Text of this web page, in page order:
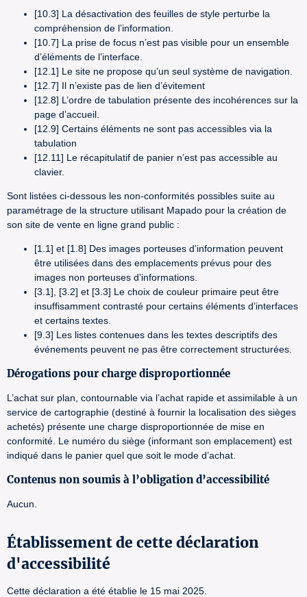
[10.3] La désactivation des feuilles de style perturbe la
compréhension de l’information.
[10.7] La prise de focus n’est pas visible pour un ensemble
d’éléments de l’interface.
[12.1] Le site ne propose qu’un seul système de navigation.
[12.7] Il n’existe pas de lien d’évitement
[12.8] L’ordre de tabulation présente des incohérences sur la
page d’accueil.
[12.9] Certains éléments ne sont pas accessibles via la
tabulation
[12.11] Le récapitulatif de panier n’est pas accessible au
clavier.
Sont listées ci-dessous les non-conformités possibles suite au
paramétrage de la structure utilisant Mapado pour la création de
son site de vente en ligne grand public :
[1.1] et [1.8] Des images porteuses d’information peuvent
être utilisées dans des emplacements prévus pour des
images non porteuses d’informations.
[3.1], [3.2] et [3.3] Le choix de couleur primaire peut être
insuffisamment contrasté pour certains éléments d’interfaces
et certains textes.
[9.3] Les listes contenues dans les textes descriptifs des
événements peuvent ne pas être correctement structurées.
Dérogations pour charge disproportionnée
L’achat sur plan, contournable via l’achat rapide et assimilable à un
service de cartographie (destiné à fournir la localisation des sièges
achetés) présente une charge disproportionnée de mise en
conformité. Le numéro du siège (informant son emplacement) est
indiqué dans le panier quel que soit le mode d’achat.
Contenus non soumis à l’obligation d’accessibilité
Aucun.
Établissement de cette déclaration
d'accessibilité
Cette déclaration a été établie le 15 mai 2025.